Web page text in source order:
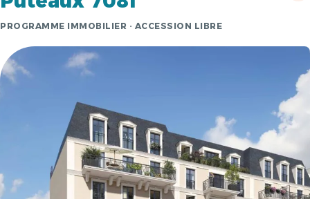
PROGRAMME IMMOBILIER · ACCESSION LIBRE